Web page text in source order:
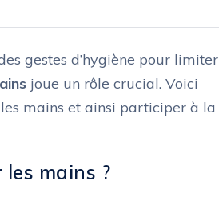
gestes d’hygiène pour limiter
joue un rôle crucial. Voici
mains et ainsi participer à la
mains ?